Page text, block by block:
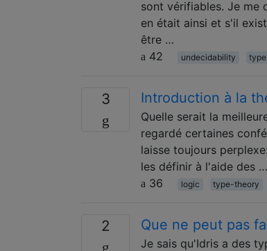
sont vérifiables. Je me
en était ainsi et s'il
être …
42
undecidability
3 Introduction à la
Quelle serait la
regardé certaines
laisse toujours
les définir à l'aide des …
36
logic type-theory
2 Que ne peut pas
Je sais qu'Idris a des